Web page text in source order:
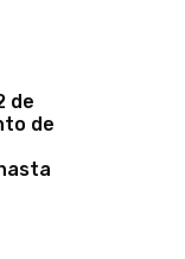
de
de